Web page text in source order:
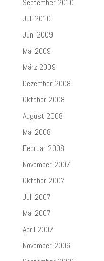
Juli 2010
Juni 2009
Mai 2009
März 2009
Dezember 2008
Oktober 2008
August 2008
Mai 2008
Februar 2008
November 2007
Oktober 2007
Juli 2007
Mai 2007
April 2007
November 2006